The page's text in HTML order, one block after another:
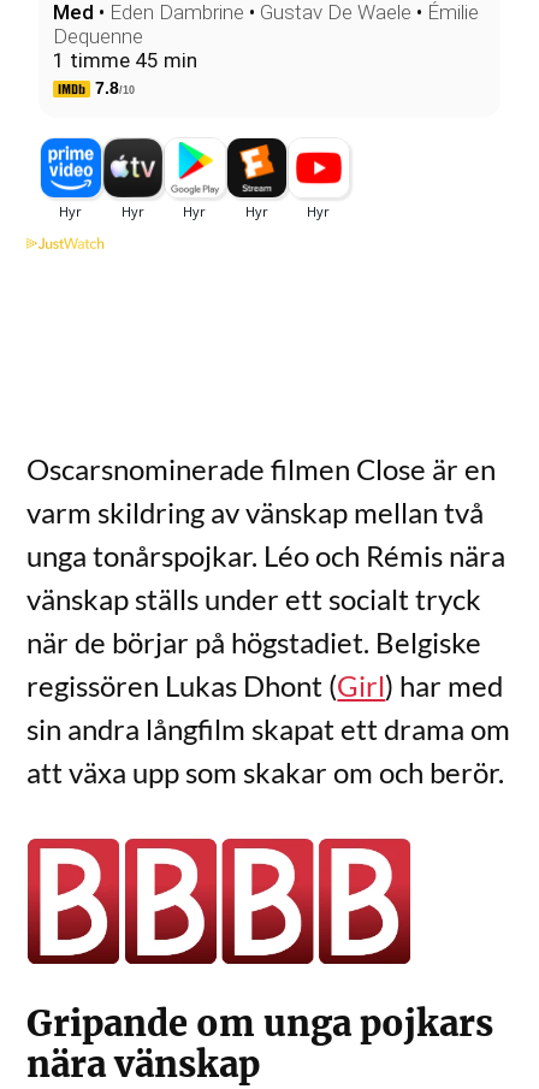
Med • Eden Dambrine • Gustav De Waele • Émilie
Dequenne
1 timme 45 min
7.8/10
Oscarsnominerade filmen Close är en
varm skildring av vänskap mellan två
unga tonårspojkar. Léo och Rémis nära
vänskap ställs under ett socialt tryck
när de börjar på högstadiet. Belgiske
regissören Lukas Dhont (Girl) har med
sin andra långfilm skapat ett drama om
att växa upp som skakar om och berör.
Gripande om unga pojkars
nära vänskap